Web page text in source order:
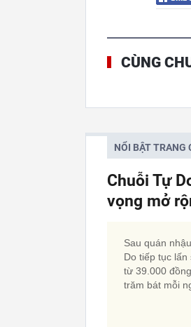
CÙNG
NỔI BẬT TRANG
Chuỗi Tự
vọng mở
Sau quán
Do tiếp tục
từ 39.000
trăm bát mỗi